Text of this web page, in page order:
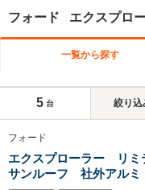
フォード エクスプロ
一覧から探す
5 台 絞り込
フォード
エクスプローラー リ
サンルーフ 社外アル